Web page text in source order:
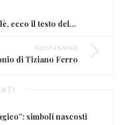
Maradona y Pelè, ecco il testo della hit di TheGiornalisti
SUCCESSIVO
di Tiziano Ferro
simboli nascosti